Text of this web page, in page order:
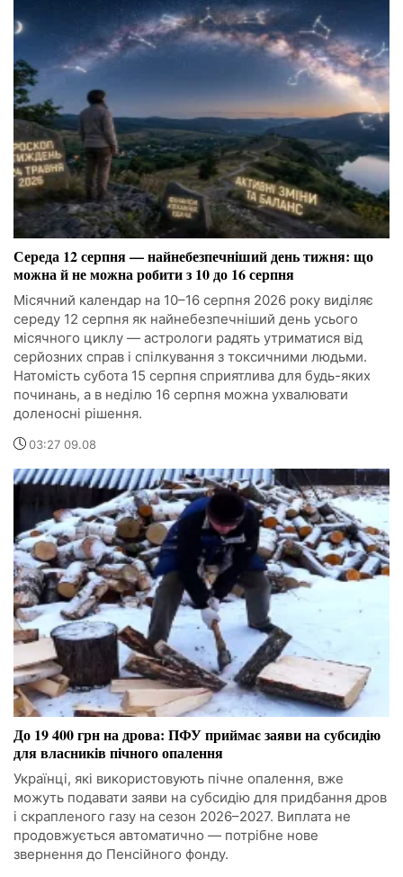
Середа 12 серпня — найнебезпечніший день тижня: що
можна й не можна робити з 10 до 16 серпня
Місячний календар на 10–16 серпня 2026 року виділяє
середу 12 серпня як найнебезпечніший день усього
місячного циклу — астрологи радять утриматися від
серйозних справ і спілкування з токсичними людьми.
Натомість субота 15 серпня сприятлива для будь-яких
починань, а в неділю 16 серпня можна ухвалювати
доленосні рішення.
03:27 09.08
До 19 400 грн на дрова: ПФУ приймає заяви на субсидію
для власників пічного опалення
Українці, які використовують пічне опалення, вже
можуть подавати заяви на субсидію для придбання дров
і скрапленого газу на сезон 2026–2027. Виплата не
продовжується автоматично — потрібне нове
звернення до Пенсійного фонду.